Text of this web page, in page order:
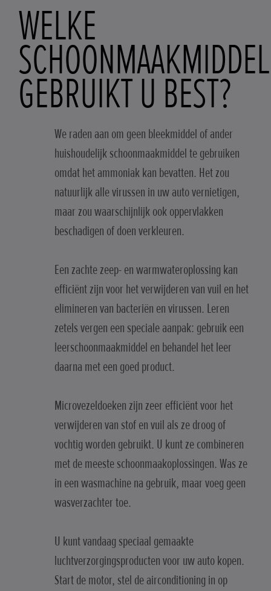
WELKE
GEBRUIKT U BEST?
We raden aan om geen bleekmiddel of ander
huishoudelijk schoonmaakmiddel te gebruiken
omdat het ammoniak kan bevatten. Het zou
natuurlijk alle virussen in uw auto vernietigen,
maar zou waarschijnlijk ook oppervlakken
beschadigen of doen verkleuren.
Een zachte zeep- en warmwateroplossing kan
efficiënt zijn voor het verwijderen van vuil en het
elimineren van bacteriën en virussen. Leren
zetels vergen een speciale aanpak: gebruik een
leerschoonmaakmiddel en behandel het leer
daarna met een goed product.
Microvezeldoeken zijn zeer efficiënt voor het
verwijderen van stof en vuil als ze droog of
vochtig worden gebruikt. U kunt ze combineren
met de meeste schoonmaakoplossingen. Was ze
in een wasmachine na gebruik, maar voeg geen
wasverzachter toe.
U kunt vandaag speciaal gemaakte
luchtverzorgingsproducten voor uw auto kopen.
Start de motor, stel de airconditioning in op